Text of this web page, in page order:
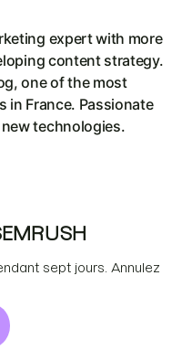
expert with more
content strategy.
one of the most
in France. Passionate
technologies.
sept jours. Annulez